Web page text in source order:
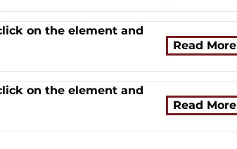
on the element and
Read More
on the element and
Read More